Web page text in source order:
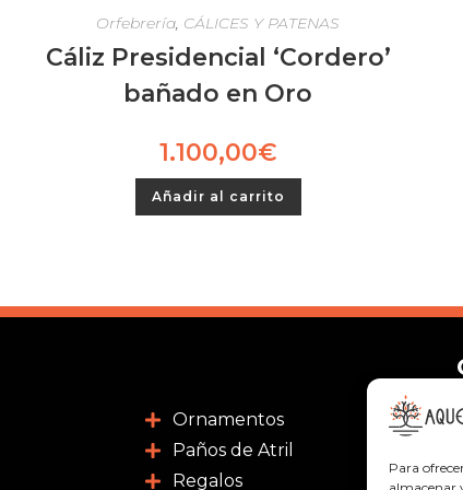
Para
Orfebrería, CÁLICES Y PATENAS
Cáliz Presidencial ‘Cordero’
bañado en Oro
1.100,00€
Añadir al carrito
Ornamentos
Paños de Atril
Regalos